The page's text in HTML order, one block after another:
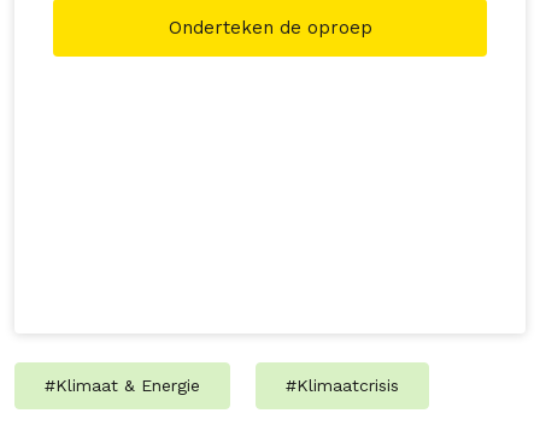
Onderteken de oproep
#Klimaat & Energie #Klimaatcrisis